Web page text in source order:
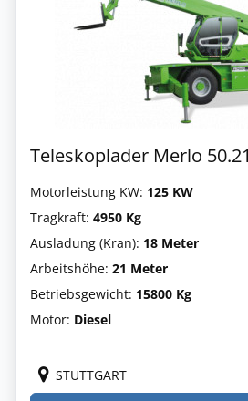
Teleskoplader Merlo
Motorleistung KW: 125 KW
Tragkraft: 4950 Kg
Ausladung (Kran): 18 Meter
Arbeitshöhe: 21 Meter
Betriebsgewicht: 15800 Kg
Motor: Diesel
STUTTGART